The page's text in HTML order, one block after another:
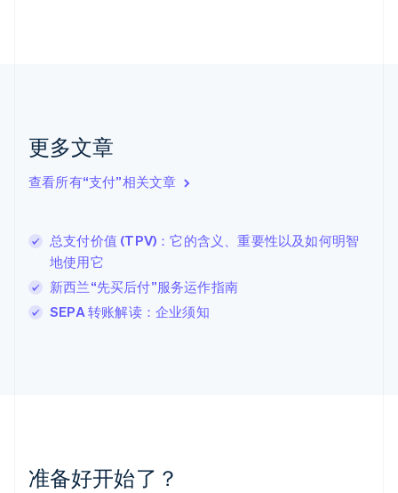
更多文章
查看所有“支付”相关文章
总支付价值 (TPV)：它的含义、重要性以及如何明智
地使用它
新西兰“先买后付”服务运作指南
SEPA 转账解读：企业须知
准备好开始了？
English Italiano
拉脱维亚
立陶宛
DeutschEnglish
卢森堡
罗马尼亚
English
挪威